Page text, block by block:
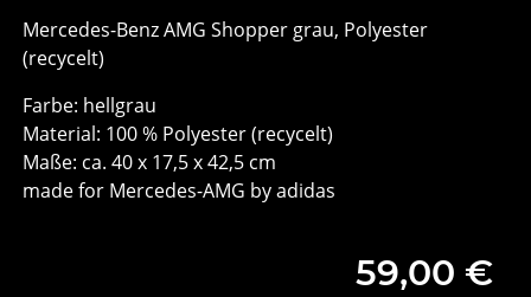
Mercedes-Benz AMG Shopper grau, Polyester
(recycelt)
Farbe: hellgrau
Material: 100 % Polyester (recycelt)
Maße: ca. 40 x 17,5 x 42,5 cm
made for Mercedes-AMG by adidas
59,00 €